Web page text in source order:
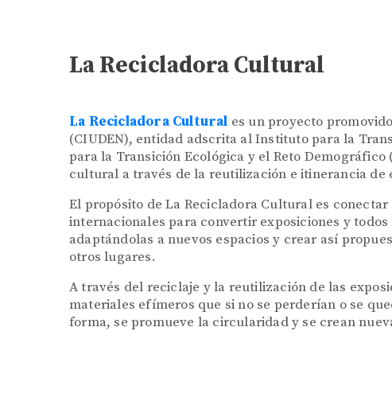
La Recicladora Cultural
La Recicladora Cultural es un proyecto
(CIUDEN), entidad adscrita al Instituto para la
para la Transición Ecológica y el Reto
cultural a través de la reutilización e itinerancia de
El propósito de La Recicladora Cultural es
internacionales para convertir exposiciones y
adaptándolas a nuevos espacios y crear así
otros lugares.
A través del reciclaje y la reutilización de las
materiales efímeros que si no se perderían o se
forma, se promueve la circularidad y se crean